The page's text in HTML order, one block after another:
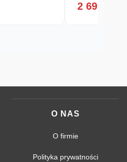
2 699,-
O NAS
O firmie
Polityka prywatności